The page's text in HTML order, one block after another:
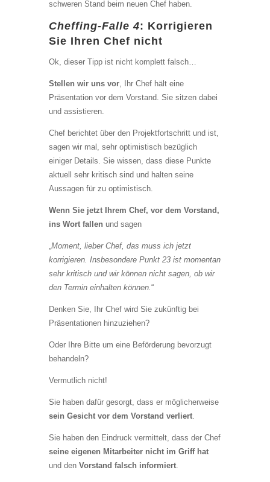
schweren Stand beim neuen Chef haben.
Cheffing-Falle 4: Korrigieren
Sie Ihren Chef nicht
Ok, dieser Tipp ist nicht komplett falsch…
Stellen wir uns vor, Ihr Chef hält eine
Präsentation vor dem Vorstand. Sie sitzen dabei
und assistieren.
Chef berichtet über den Projektfortschritt und ist,
sagen wir mal, sehr optimistisch bezüglich
einiger Details. Sie wissen, dass diese Punkte
aktuell sehr kritisch sind und halten seine
Aussagen für zu optimistisch.
Wenn Sie jetzt Ihrem Chef, vor dem Vorstand,
ins Wort fallen und sagen
„Moment, lieber Chef, das muss ich jetzt
korrigieren. Insbesondere Punkt 23 ist momentan
sehr kritisch und wir können nicht sagen, ob wir
den Termin einhalten können.“
Denken Sie, Ihr Chef wird Sie zukünftig bei
Präsentationen hinzuziehen?
Oder Ihre Bitte um eine Beförderung bevorzugt
behandeln?
Vermutlich nicht!
Sie haben dafür gesorgt, dass er möglicherweise
sein Gesicht vor dem Vorstand verliert.
Sie haben den Eindruck vermittelt, dass der Chef
seine eigenen Mitarbeiter nicht im Griff hat
und den Vorstand falsch informiert.